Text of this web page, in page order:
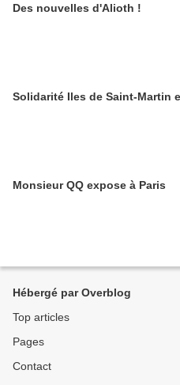
Des nouvelles d'Alioth !
Solidarité Iles de Saint-Martin
Monsieur QQ expose à Paris
Hébergé par Overblog
Top articles
Pages
Contact